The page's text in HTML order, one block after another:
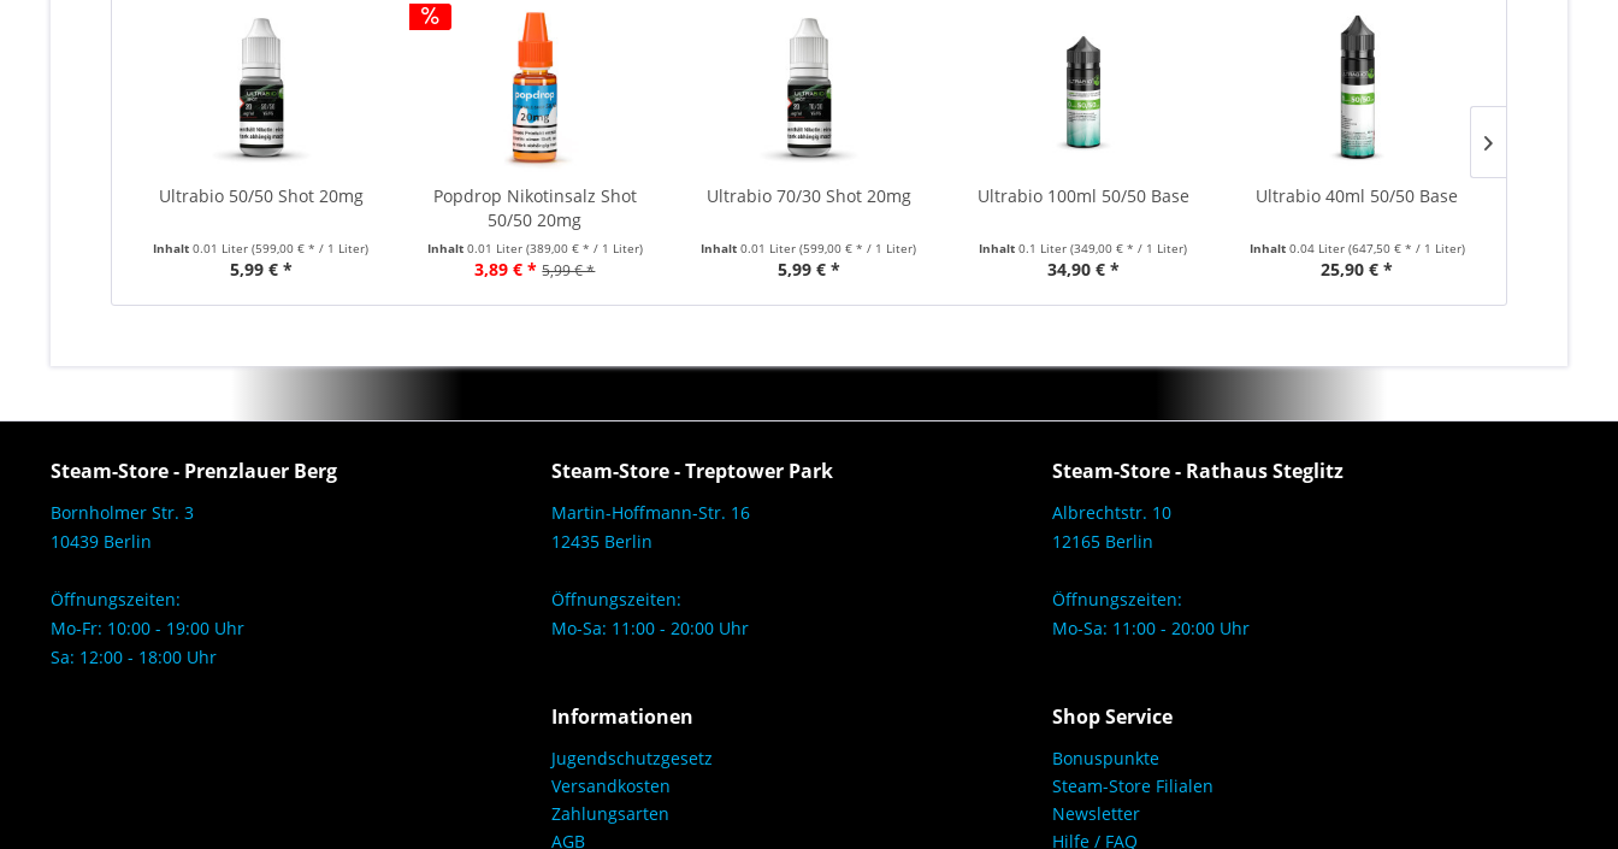
Ultrabio 50/50 Shot 20mg
Inhalt0.01 Liter(599,00 € * / 1 Liter)
5,99 € *
Popdrop Nikotinsalz Shot
50/50 20mg
Inhalt 0.01 Liter (389,00 € * / 1 Liter)
3,89 € * 5,99 € *
Ultrabio 70/30 Shot 20mg
Inhalt0.01 Liter(599,00 € * / 1 Liter)
5,99 € *
Ultrabio 100ml 50/50 Base
Inhalt0.1 Liter(349,00 € * / 1 Liter)
34,90 € *
Ultrabio 40ml 50/50 Base
Inhalt 0.04 Liter (647,50 € * / 1 Liter)
25,90 € *
Steam-Store - Prenzlauer Berg
Bornholmer Str. 3
10439 Berlin
Öffnungszeiten:
Mo-Fr: 10:00 - 19:00 Uhr
Sa: 12:00 - 18:00 Uhr
Steam-Store - Treptower Park
Martin-Hoffmann-Str. 16
12435 Berlin
Öffnungszeiten:
Mo-Sa: 11:00 - 20:00 Uhr
Steam-Store - Rathaus Steglitz
Albrechtstr. 10
12165 Berlin
Öffnungszeiten:
Mo-Sa: 11:00 - 20:00 Uhr
Informationen
Jugendschutzgesetz
Versandkosten
Zahlungsarten
AGB
Shop Service
Bonuspunkte
Steam-Store Filialen
Newsletter
Hilfe / FAQ